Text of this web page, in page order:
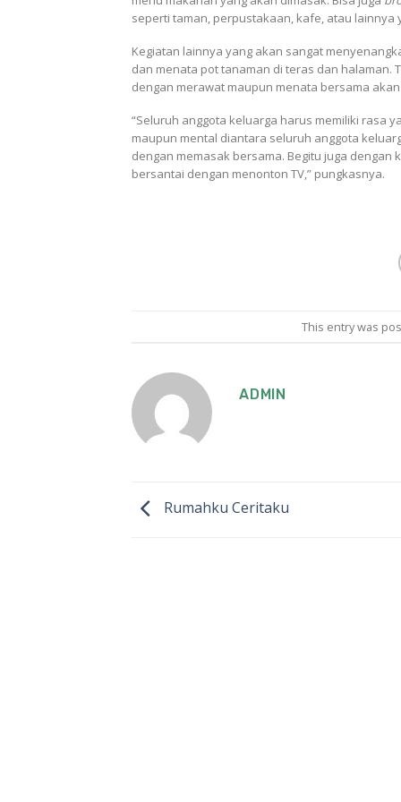
seperti taman, perpustakaan, kafe, atau lainnya
Kegiatan lainnya yang akan sangat
dan menata pot tanaman di teras dan halaman.
dengan merawat maupun menata bersama
“Seluruh anggota keluarga harus memiliki rasa
maupun mental diantara seluruh anggota
dengan memasak bersama. Begitu juga
bersantai dengan menonton TV,” pungkasnya.
This entry was
ADMIN
Rumahku Ceritaku